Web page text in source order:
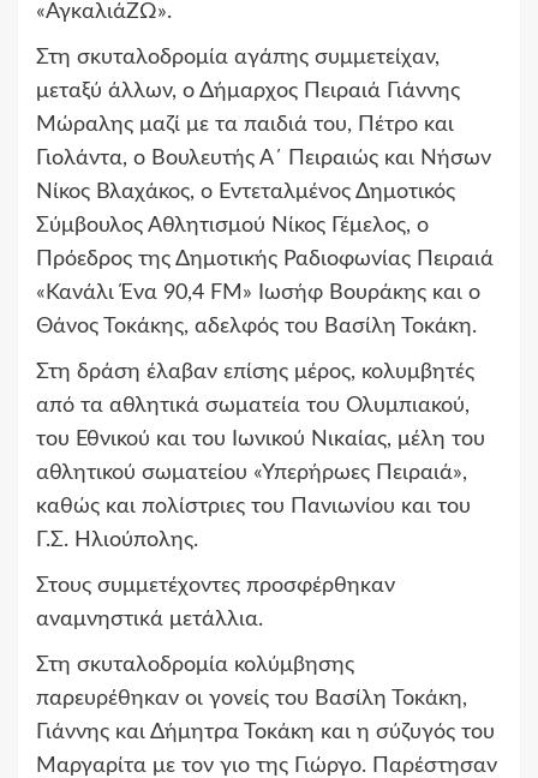
«ΑγκαλιάΖΩ».
Στη σκυταλοδρομία αγάπης συμμετείχαν,
μεταξύ άλλων, ο Δήμαρχος Πειραιά Γιάννης
Μώραλης μαζί με τα παιδιά του, Πέτρο και
Γιολάντα, ο Βουλευτής Α΄ Πειραιώς και Νήσων
Νίκος Βλαχάκος, ο Εντεταλμένος Δημοτικός
Σύμβουλος Αθλητισμού Νίκος Γέμελος, ο
Πρόεδρος της Δημοτικής Ραδιοφωνίας Πειραιά
«Κανάλι Ένα 90,4 FM» Ιωσήφ Βουράκης και ο
Θάνος Τοκάκης, αδελφός του Βασίλη Τοκάκη.
Στη δράση έλαβαν επίσης μέρος, κολυμβητές
από τα αθλητικά σωματεία του Ολυμπιακού,
του Εθνικού και του Ιωνικού Νικαίας, μέλη του
αθλητικού σωματείου «Υπερήρωες Πειραιά»,
καθώς και πολίστριες του Πανιωνίου και του
Γ.Σ. Ηλιούπολης.
Στους συμμετέχοντες προσφέρθηκαν
αναμνηστικά μετάλλια.
Στη σκυταλοδρομία κολύμβησης
παρευρέθηκαν οι γονείς του Βασίλη Τοκάκη,
Γιάννης και Δήμητρα Τοκάκη και η σύζυγός του
Μαργαρίτα με τον γιο της Γιώργο. Παρέστησαν